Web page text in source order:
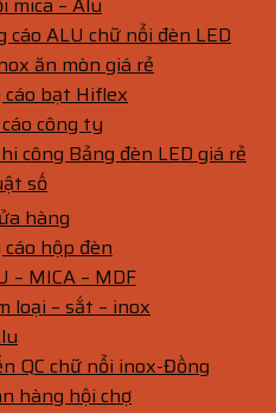
cáo ALU chữ nổi đèn LED
ăn mòn giá rẻ
cáo bạt Hiflex
công ty
công Bảng đèn LED giá rẻ
số
hàng
hộp đèn
– MICA – MDF
loại – sắt – inox
QC chữ nổi inox-Đồng
hàng hội chợ